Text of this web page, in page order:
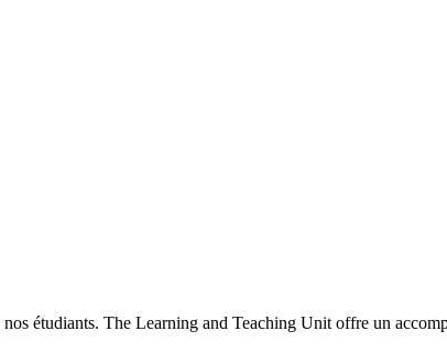
étudiants. The Learning and Teaching Unit offre un